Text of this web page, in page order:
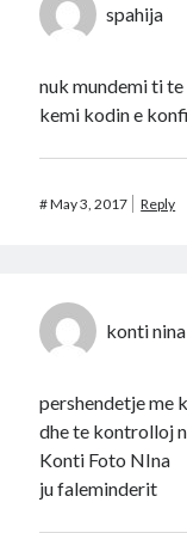
spahija
nuk mundemi ti
kemi kodin e
#May 3, 2017 Reply
konti nina
pershendetje me
dhe te kontrolloj
Konti Foto NIna
ju faleminderit